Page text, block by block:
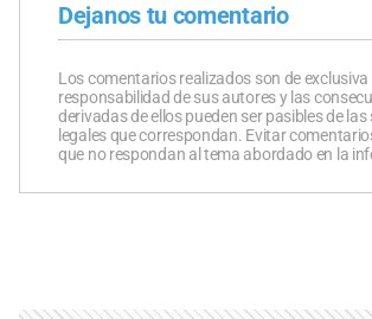
Dejanos tu comentario
Los comentarios realizados son de exclusiva
responsabilidad de sus autores y las
derivadas de ellos pueden ser pasibles de
legales que correspondan. Evitar
que no respondan al tema abordado en la